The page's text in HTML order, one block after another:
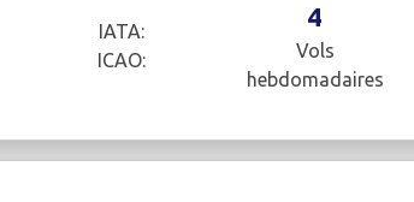
IATA:
ICAO:
4
Vols
hebdomadaires